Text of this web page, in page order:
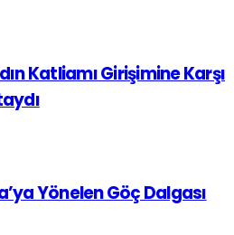
Katliamı Girişimine Karşı
Yönelen Göç Dalgası